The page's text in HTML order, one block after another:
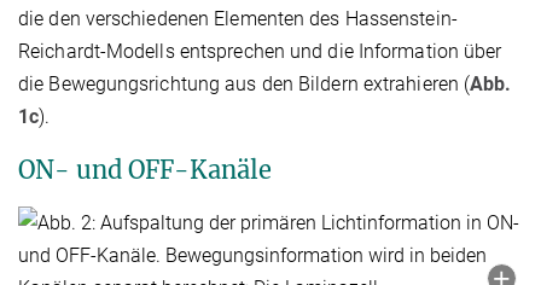
die den verschiedenen Elementen des Hassenstein-
Reichardt-Modells entsprechen und die Information über
die Bewegungsrichtung aus den Bildern extrahieren (Abb.
1c).
ON- und OFF-Kanäle